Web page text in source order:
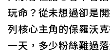
玩命？從未想過卻是
列核心主角的保羅沃
一天，多少粉絲難過